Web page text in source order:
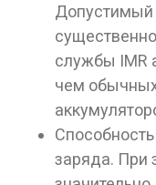
Допустимый
службы IMR
чем
заряда. При